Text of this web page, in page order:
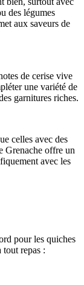
des légumes
aux saveurs de
de cerise vive
une variété de
garnitures riches.
celles avec des
Grenache offre un
avec les
pour les quiches
tout repas :